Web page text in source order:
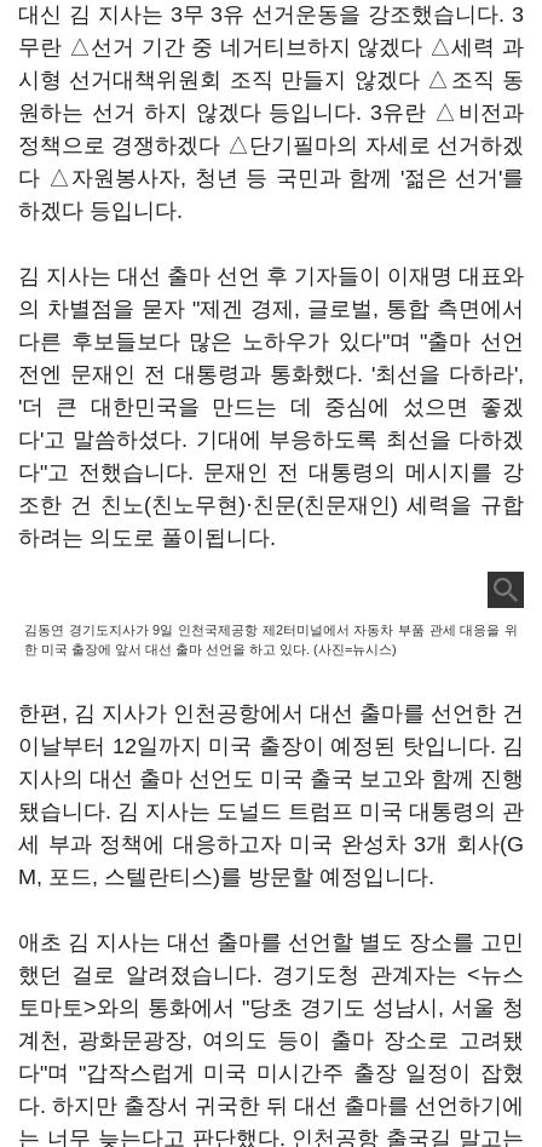
대신 김 지사는 3무 3유 선거운동을 강조했습니다. 3
무란 △선거 기간 중 네거티브하지 않겠다 △세력 과
시형 선거대책위원회 조직 만들지 않겠다 △조직 동
원하는 선거 하지 않겠다 등입니다. 3유란 △비전과
정책으로 경쟁하겠다 △단기필마의 자세로 선거하겠
다 △자원봉사자, 청년 등 국민과 함께 '젊은 선거'를
하겠다 등입니다.
김 지사는 대선 출마 선언 후 기자들이 이재명 대표와
의 차별점을 묻자 "제겐 경제, 글로벌, 통합 측면에서
다른 후보들보다 많은 노하우가 있다"며 "출마 선언
전엔 문재인 전 대통령과 통화했다. '최선을 다하라',
'더 큰 대한민국을 만드는 데 중심에 섰으면 좋겠
다'고 말씀하셨다. 기대에 부응하도록 최선을 다하겠
다"고 전했습니다. 문재인 전 대통령의 메시지를 강
조한 건 친노(친노무현)·친문(친문재인) 세력을 규합
하려는 의도로 풀이됩니다.
김동연 경기도지사가 9일 인천국제공항 제2터미널에서 자동차 부품 관세 대응을 위
한 미국 출장에 앞서 대선 출마 선언을 하고 있다. (사진=뉴시스)
한편, 김 지사가 인천공항에서 대선 출마를 선언한 건
이날부터 12일까지 미국 출장이 예정된 탓입니다. 김
지사의 대선 출마 선언도 미국 출국 보고와 함께 진행
됐습니다. 김 지사는 도널드 트럼프 미국 대통령의 관
세 부과 정책에 대응하고자 미국 완성차 3개 회사(G
M, 포드, 스텔란티스)를 방문할 예정입니다.
애초 김 지사는 대선 출마를 선언할 별도 장소를 고민
했던 걸로 알려졌습니다. 경기도청 관계자는 <뉴스
토마토>와의 통화에서 "당초 경기도 성남시, 서울 청
계천, 광화문광장, 여의도 등이 출마 장소로 고려됐
다"며 "갑작스럽게 미국 미시간주 출장 일정이 잡혔
다. 하지만 출장서 귀국한 뒤 대선 출마를 선언하기에
는 너무 늦는다고 판단했다. 인천공항 출국길 말고는